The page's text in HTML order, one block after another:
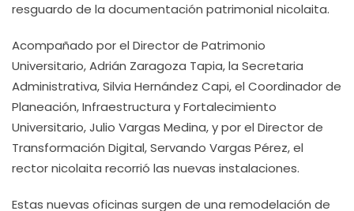
resguardo de la documentación patrimonial nicolaita.
Acompañado por el Director de Patrimonio
Universitario, Adrián Zaragoza Tapia, la Secretaria
Administrativa, Silvia Hernández Capi, el Coordinador de
Planeación, Infraestructura y Fortalecimiento
Universitario, Julio Vargas Medina, y por el Director de
Transformación Digital, Servando Vargas Pérez, el
rector nicolaita recorrió las nuevas instalaciones.
Estas nuevas oficinas surgen de una remodelación de